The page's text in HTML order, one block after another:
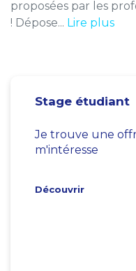
proposées par les
! Dépose... Lire plus
Stage étudiant
Je trouve une
m'intéresse
Découvrir